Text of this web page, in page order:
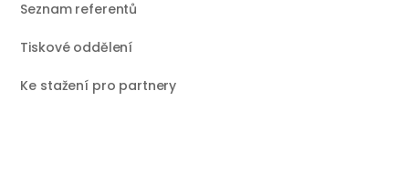
Seznam referentů
Tiskové oddělení
Ke stažení pro partnery